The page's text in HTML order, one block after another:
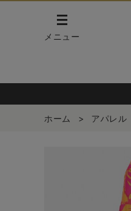
メニュー
ホーム > アパレル